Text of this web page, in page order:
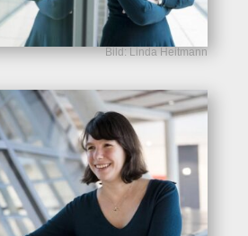
Bild: Linda Heitmann